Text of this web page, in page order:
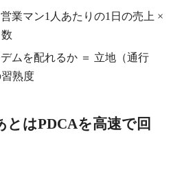
業マン1人あたりの1日の売上 ×
ムを配れるか ＝ 立地（通行
熟度
とはPDCAを高速で回